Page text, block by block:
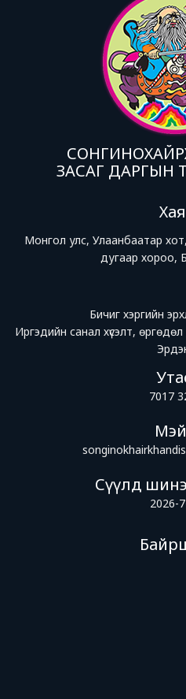
ЗАСАГ ДАРГЫН
Монгол улс, Улаанбаатар
дугаар хороо,
Бичиг хэргийн
Иргэдийн санал хүсэлт,
7017
Сүүлд
2026-